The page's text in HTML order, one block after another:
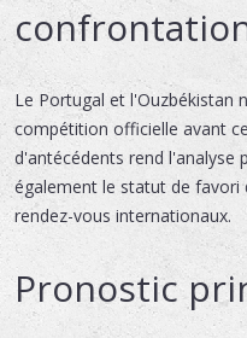
Le Portugal et l'Ouzbékistan
compétition officielle avant
d'antécédents rend l'analyse
également le statut de favori
rendez-vous internationaux.
Pronostic